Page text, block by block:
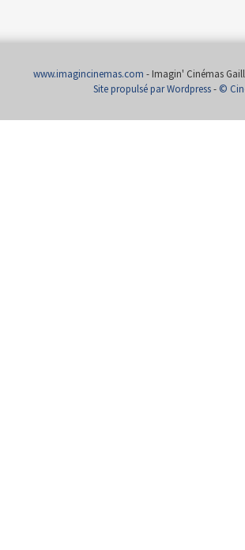
www.imagincinemas.com - Imagin' Cinémas
Site propulsé par Wordpress- ©